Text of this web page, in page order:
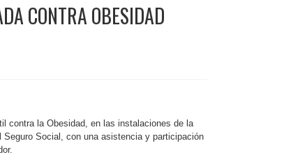
CONTRA OBESIDAD
contra la Obesidad, en las instalaciones de la
Social, con una asistencia y participación